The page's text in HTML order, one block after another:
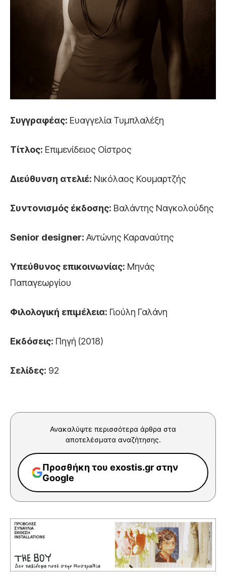
Συγγραφέας: Ευαγγελία Τυμπλαλέξη
Τίτλος: Επιμενίδειος Οίστρος
Διεύθυνση ατελιέ: Νικόλαος Κουμαρτζής
Συντονισμός έκδοσης: Βαλάντης Ναγκολούδης
Senior designer: Αντώνης Καραναύτης
Υπεύθυνος επικοινωνίας: Μηνάς
Παπαγεωργίου
Φιλολογική επιμέλεια: Γιούλη Γαλάνη
Εκδόσεις: Πηγή (2018)
Σελίδες: 92
Ανακαλύψτε περισσότερα άρθρα στα
αποτελέσματα αναζήτησης.
Προσθήκη του exostis.gr στην
Google